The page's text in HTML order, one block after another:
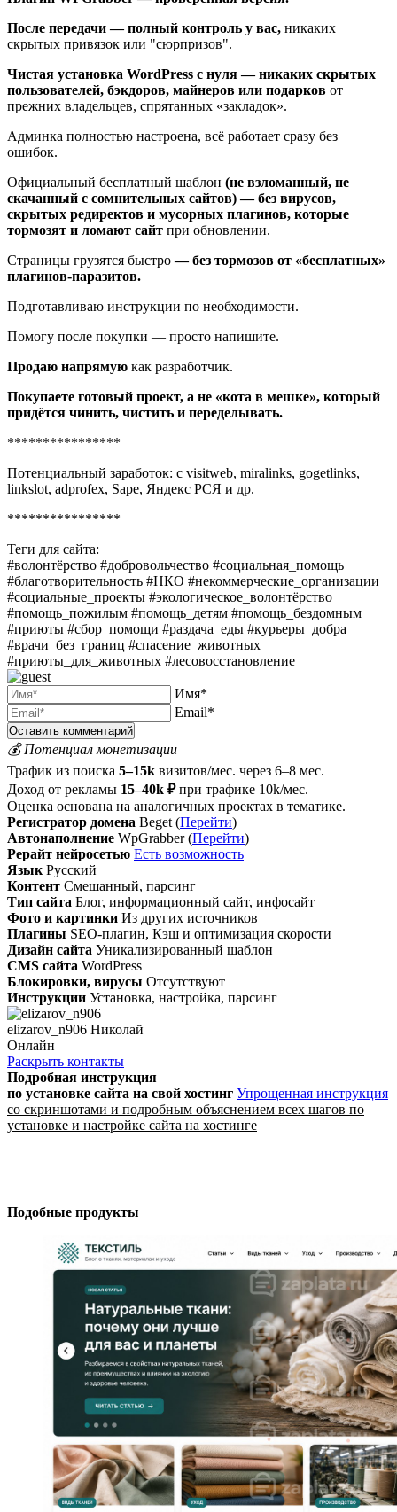
После передачи — полный контроль у вас, никаких
скрытых привязок или "сюрпризов".
Чистая установка WordPress с нуля — никаких скрытых
пользователей, бэкдоров, майнеров или подарков от
прежних владельцев, спрятанных «закладок».
Админка полностью настроена, всё работает сразу без
ошибок.
Официальный бесплатный шаблон (не взломанный, не
скачанный с сомнительных сайтов) — без вирусов,
скрытых редиректов и мусорных плагинов, которые
тормозят и ломают сайт при обновлении.
Страницы грузятся быстро— без тормозов от «бесплатных»
плагинов-паразитов.
Подготавливаю инструкции по необходимости.
Помогу после покупки — просто напишите.
Продаю напрямую как разработчик.
Покупаете готовый проект, а не «кота в мешке», который
придётся чинить, чистить и переделывать.
****************
Потенциальный заработок: с visitweb, miralinks, gogetlinks,
linkslot, adprofex, Sape, Яндекс РСЯ и др.
****************
Теги для сайта:
#волонтёрство #добровольчество #социальная_помощь
#благотворительность #НКО #некоммерческие_организации
#социальные_проекты #экологическое_волонтёрство
#помощь_пожилым #помощь_детям #помощь_бездомным
#приюты #сбор_помощи #раздача_еды #курьеры_добра
#врачи_без_границ #спасение_животных
#приюты_для_животных #лесовосстановление
Имя*
Email*
💰 Потенциал монетизации
Трафик из поиска 5–15k визитов/мес. через 6–8 мес.
Доход от рекламы 15–40k ₽ при трафике 10k/мес.
Оценка основана на аналогичных проектах в тематике.
Регистратор домена Beget (Перейти)
Автонаполнение WpGrabber (Перейти)
Рерайт нейросетью Есть возможность
Язык Русский
Контент Смешанный, парсинг
Тип сайта Блог, информационный сайт, инфосайт
Фото и картинки Из других источников
Плагины SEO-плагин, Кэш и оптимизация скорости
Дизайн сайта Уникализированный шаблон
CMS сайта WordPress
Блокировки, вирусы Отсутствуют
Инструкции Установка, настройка, парсинг
elizarov_n906 Николай
Онлайн
Раскрыть контакты
Подробная инструкция
по установке сайта на свой хостинг Упрощенная инструкция
со скриншотами и подробным объяснением всех шагов по
установке и настройке сайта на хостинге
Подобные продукты